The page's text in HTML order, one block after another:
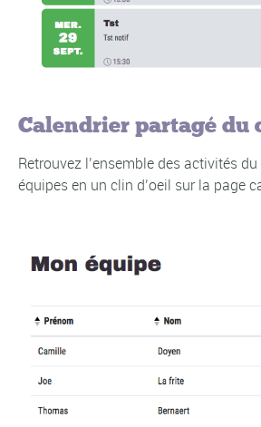
Calendrier partagé du
Retrouvez l’ensemble des activités
équipes en un clin d’oeil sur la page